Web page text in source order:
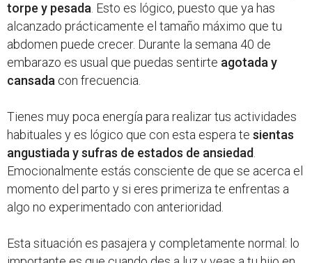
torpe y pesada. Esto es lógico, puesto que ya has
alcanzado prácticamente el tamaño máximo que tu
abdomen puede crecer. Durante la semana 40 de
embarazo es usual que puedas sentirte agotada y
cansada con frecuencia.
Tienes muy poca energía para realizar tus actividades
habituales y es lógico que con esta espera te sientas
angustiada y sufras de estados de ansiedad.
Emocionalmente estás consciente de que se acerca el
momento del parto y si eres primeriza te enfrentas a
algo no experimentado con anterioridad.
Esta situación es pasajera y completamente normal: lo